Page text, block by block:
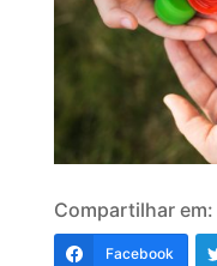
Compartilhar em:
Facebook